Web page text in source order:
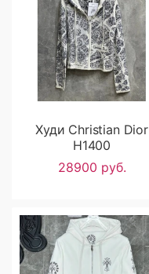
Худи Christian Dior
H1400
28900 руб.